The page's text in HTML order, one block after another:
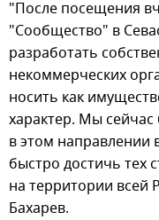
"После посещения
"Сообщество" в
разработать
некоммерческих
носить как
характер. Мы сейчас
в этом направлении
быстро достичь тех
на территории всей
Бахарев.